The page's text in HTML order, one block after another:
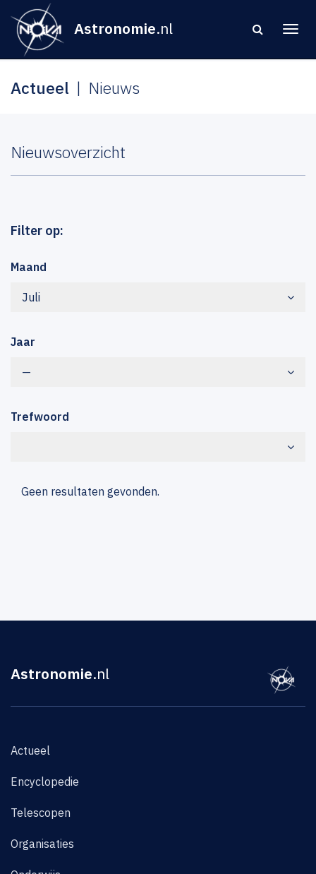
Astronomie.nl
Actueel Nieuws
Nieuwsoverzicht
Filter op:
Maand
Juli
Jaar
—
Trefwoord
Geen resultaten gevonden.
Astronomie.nl
Actueel
Encyclopedie
Telescopen
Organisaties